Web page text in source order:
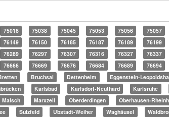
75018 75038 75045 75053 75056 75057
76149 76150 76185 76187 76189 76199
76289 76297 76307 76316 76327 76337
76666 76669 76676 76684 76689 76694
Bruchsal Dettenheim Eggenstein-
Karlsbad Karlsdorf-Neuthard Karlsruhe
Malsch Marxzell Oberderdingen Oberhausen-
Sulzfeld Ubstadt-Weiher Waghäusel